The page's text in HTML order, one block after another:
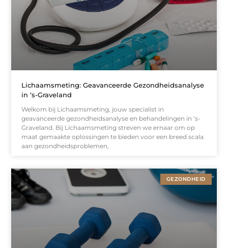
Lichaamsmeting: Geavanceerde Gezondheidsanalyse
in ‘s-Graveland
Welkom bij Lichaamsmeting, jouw specialist in
geavanceerde gezondheidsanalyse en behandelingen in ‘s-
Graveland. Bij Lichaamsmeting streven we ernaar om op
maat gemaakte oplossingen te bieden voor een breed scala
aan gezondheidsproblemen,
GEZONDHEID